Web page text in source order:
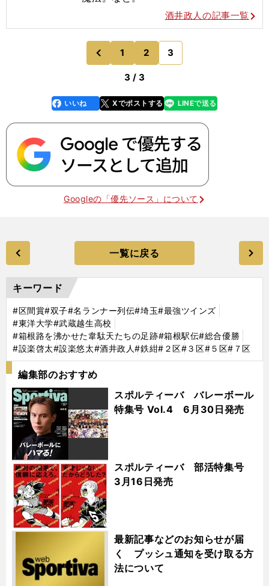
酒井政人の記事一覧
前
のページへ
1 2 3
3 / 3
faceboo
k
いいね Xでポストする
line LINEで送る
Googleの「優先ソース」について
一覧に戻る
キーワード
#区間賞#双子#名ランナー列伝#埼玉#最強ツインズ
#東洋大学#武蔵越生高校
#箱根路を沸かせた韋駄天たちの足跡#箱根駅伝#総合優勝
#設楽啓太#設楽悠太#酒井政人#鉄紺#２区#３区#５区#７区
編集部のおすすめ
スポルティーバ バレーボール
特集号 Vol.4 6月30日発売
スポルティーバ 部活特集号
3月16日発売
最新記事などのお知らせが届
く プッシュ通知を受け取る方
法について